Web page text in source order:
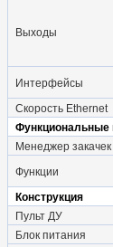
Выходы
Интерфейсы
Скорость Ethernet
Функциональные
Менеджер закачек
Функции
Конструкция
Пульт ДУ
Блок питания